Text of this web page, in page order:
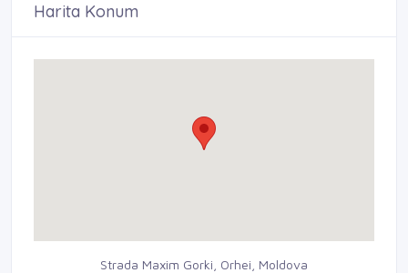
Harita Konum
Strada Maxim Gorki, Orhei, Moldova